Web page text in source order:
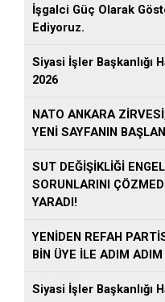
İşgalci Güç Olarak
Ediyoruz.
Siyasi İşler Başkanlığı
2026
NATO ANKARA
YENİ SAYFANIN
SUT DEĞİŞİKLİĞİ
SORUNLARINI
YARADI!
YENİDEN REFAH
BİN ÜYE İLE ADIM
Siyasi İşler Başkanlığı